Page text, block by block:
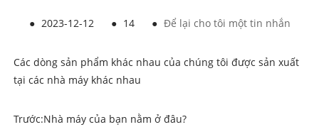
● 2023-12-12 ● 14 ● Để lại cho tôi một tin nhắn
Các dòng sản phẩm khác nhau của chúng tôi được sản xuất
tại các nhà máy khác nhau
Trước:Nhà máy của bạn nằm ở đâu?